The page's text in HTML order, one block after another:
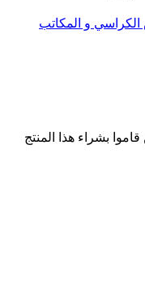
و المكاتب
بشراء هذا المنتج